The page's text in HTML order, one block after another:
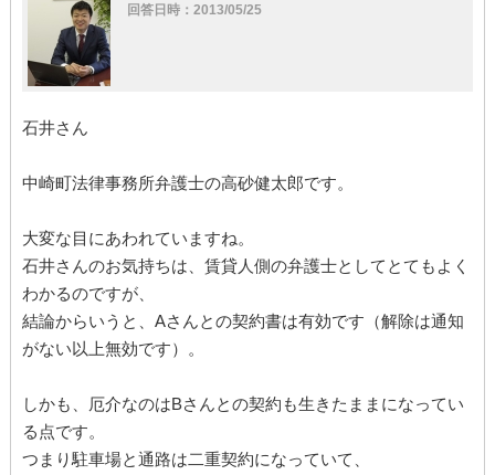
回答日時：2013/05/25
石井さん
中崎町法律事務所弁護士の高砂健太郎です。
大変な目にあわれていますね。
石井さんのお気持ちは、賃貸人側の弁護士としてとてもよく
わかるのですが、
結論からいうと、Aさんとの契約書は有効です（解除は通知
がない以上無効です）。
しかも、厄介なのはBさんとの契約も生きたままになってい
る点です。
つまり駐車場と通路は二重契約になっていて、